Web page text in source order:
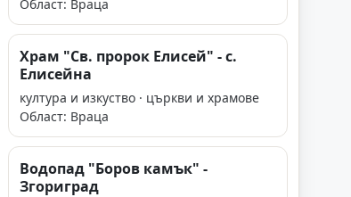
Област: Враца
Храм "Св. пророк Елисей" - с.
Елисейна
култура и изкуство · църкви и храмове
Област: Враца
Водопад "Боров камък" -
Згориград